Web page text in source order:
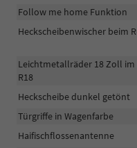
Follow me home Funktion
Heckscheibenwischer beim
Leichtmetallräder 18 Zoll
R18
Heckscheibe dunkel getönt
Türgriffe in Wagenfarbe
Haifischflossenantenne